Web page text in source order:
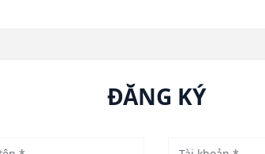
ĐĂNG KÝ